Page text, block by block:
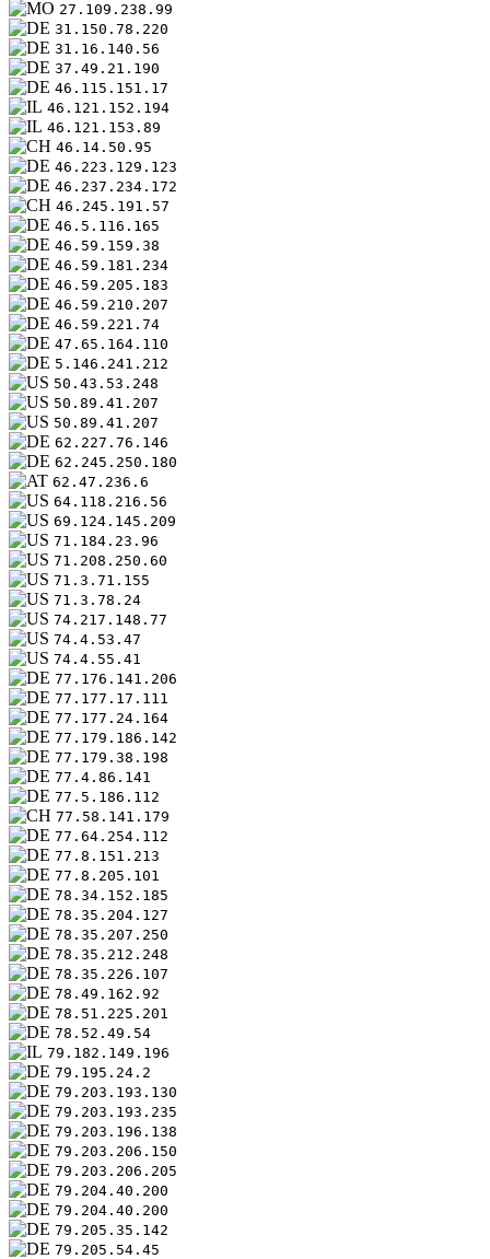
27.109.238.99
31.150.78.220
31.16.140.56
37.49.21.190
46.115.151.17
46.121.152.194
46.121.153.89
46.14.50.95
46.223.129.123
46.237.234.172
46.245.191.57
46.5.116.165
46.59.159.38
46.59.181.234
46.59.205.183
46.59.210.207
46.59.221.74
47.65.164.110
5.146.241.212
50.43.53.248
50.89.41.207
50.89.41.207
62.227.76.146
62.245.250.180
62.47.236.6
64.118.216.56
69.124.145.209
71.184.23.96
71.208.250.60
71.3.71.155
71.3.78.24
74.217.148.77
74.4.53.47
74.4.55.41
77.176.141.206
77.177.17.111
77.177.24.164
77.179.186.142
77.179.38.198
77.4.86.141
77.5.186.112
77.58.141.179
77.64.254.112
77.8.151.213
77.8.205.101
78.34.152.185
78.35.204.127
78.35.207.250
78.35.212.248
78.35.226.107
78.49.162.92
78.51.225.201
78.52.49.54
79.182.149.196
79.195.24.2
79.203.193.130
79.203.193.235
79.203.196.138
79.203.206.150
79.203.206.205
79.204.40.200
79.204.40.200
79.205.35.142
79.205.54.45